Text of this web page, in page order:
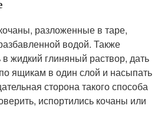
разложенные в таре,
водой. Также
жидкий глиняный раствор, дать
ящикам в один слой и насыпать
сторона такого способа
испортились кочаны или